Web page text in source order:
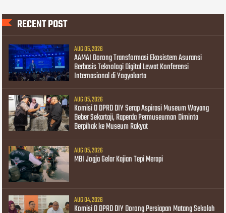
RECENT POST
AUG 05, 2026
AAMAI Dorong Transformasi Ekosistem Asuransi
Berbasis Teknologi Digital Lewat Konferensi
Internasional di Yogyakarta
AUG 05, 2026
Komisi D DPRD DIY Serap Aspirasi Museum Wayang
Beber Sekartaji, Raperda Permuseuman Diminta
Berpihak ke Museum Rakyat
AUG 05, 2026
MBI Jogja Gelar Kajian Tepi Merapi
AUG 04, 2026
Komisi D DPRD DIY Dorong Persiapan Matang Sekolah